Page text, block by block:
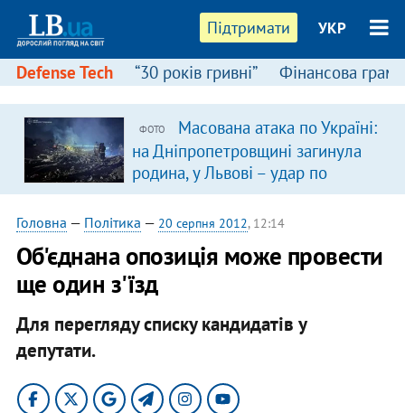
Підтримати УКР
Defense Tech “30 років гривні” Фінансова
ФОТО
Масована атака по Україні:
на Дніпропетровщині загинула
родина, у Львові – удар по
багатоповерхівках
(доповнюється)
Головна — Політика — 20 серпня 2012, 12:14
Об'єднана опозиція може провести
ще один з'їзд
Для перегляду списку кандидатів у
депутати.